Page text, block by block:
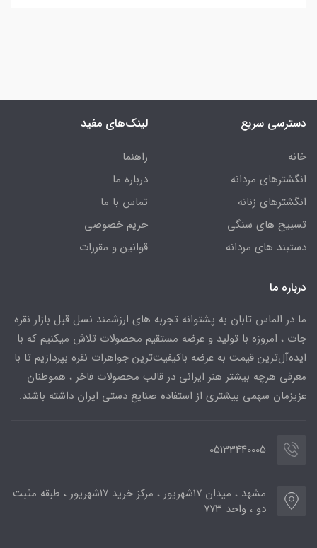
دسترسی سریع
خانه
انگشترهای مردانه
انگشترهای زنانه
تسبیح های سنگی
دستبند های مردانه
لینک‌های مفید
راهنما
درباره ما
تماس با ما
حریم خصوصی
قوانین و مقررات
درباره ما
ما در الماس تابان به پشتوانه تجربه های ارزشمند نسل قبل بازار نقره
جات ، امروزه با تولید و عرضه مستقیم محصولات تلاش میکنیم که با
ایده‌آل‌ترین قیمت به عرضه باکیفیت‌ترین جواهرات نقره بپردازیم تا با
معرفی هرچه بیشتر هنر ایرانی در قالب محصولات فاخر ، هموطنان
عزیزمان سهمی بیشتری از استفاده صنایع دستی ایران داشته باشند.
05133440005
مشهد ، میدان ۱۷شهریور ، مرکز خرید ۱۷شهریور ، طبقه مثبت
دو ، واحد ۷۷۳